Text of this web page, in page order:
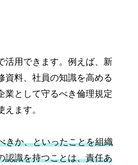
活用できます。例えば、新
資料、社員の知識を高める
業として守るべき倫理規定
ます。
きか、といったことを組織
認識を持つことは、責任あ